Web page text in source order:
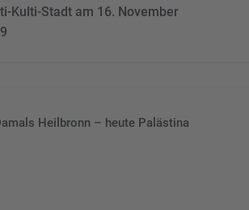
Kulti-Stadt am 16. November
Heilbronn – heute Palästina